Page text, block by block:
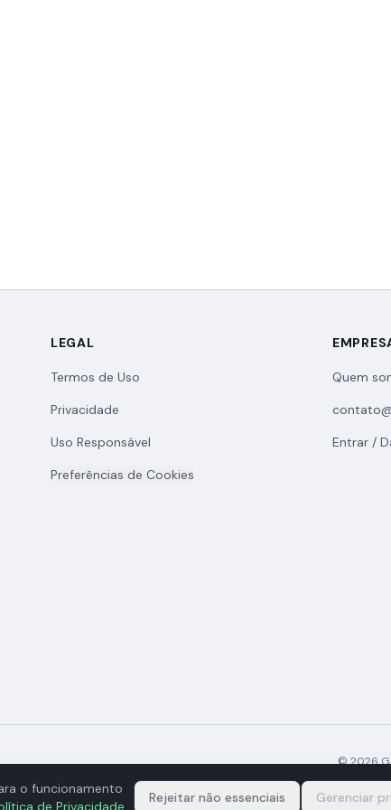
LEGAL
Termos de Uso
Privacidade
Uso Responsável
Preferências de Cookies
Quem
Entrar /
© 2026
GECKOAPI DESENVOLVIMENTO DE
o funcionamento
de Privacidade
Rejeitar não essenciais Gerenciar